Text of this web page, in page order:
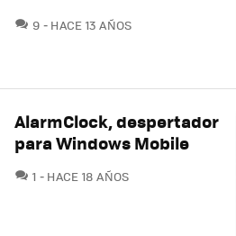
9 COMENTARIOS
HACE 13 AÑOS
AlarmClock, despertador
para Windows Mobile
1 COMENTARIOS
HACE 18 AÑOS